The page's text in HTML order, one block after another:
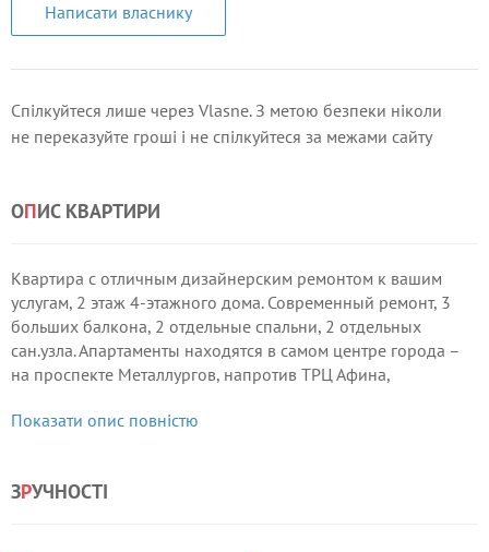
Написати власнику
Спілкуйтеся лише через Vlasne. З метою безпеки ніколи
не переказуйте гроші і не спілкуйтеся за межами сайту
ОПИС КВАРТИРИ
Квартира с отличным дизайнерским ремонтом к вашим
услугам, 2 этаж 4-этажного дома. Современный ремонт, 3
больших балкона, 2 отдельные спальни, 2 отдельных
сан.узла. Апартаменты находятся в самом центре города –
на проспекте Металлургов, напротив ТРЦ Афина,
Металлургов.
Показати опис повністю
ЗРУЧНОСТІ